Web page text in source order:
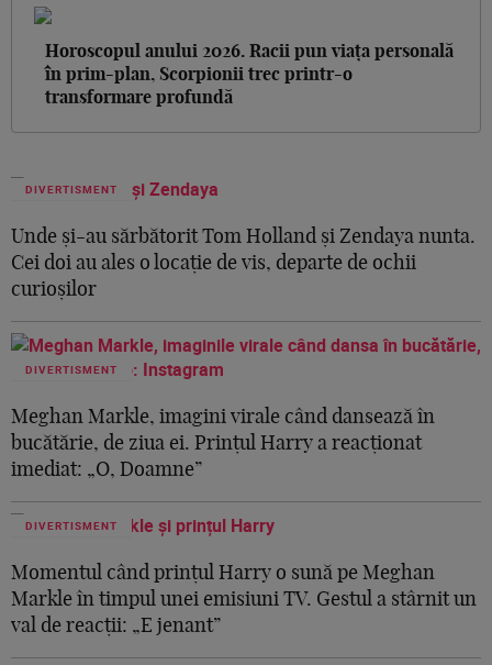
Horoscopul anului 2026. Racii pun viața personală
în prim-plan, Scorpionii trec printr-o
transformare profundă
DIVERTISMENT
Unde și-au sărbătorit Tom Holland și Zendaya nunta.
Cei doi au ales o locație de vis, departe de ochii
curioșilor
DIVERTISMENT
Meghan Markle, imagini virale când dansează în
bucătărie, de ziua ei. Prințul Harry a reacționat
imediat: „O, Doamne”
DIVERTISMENT
Momentul când prințul Harry o sună pe Meghan
Markle în timpul unei emisiuni TV. Gestul a stârnit un
val de reacții: „E jenant”